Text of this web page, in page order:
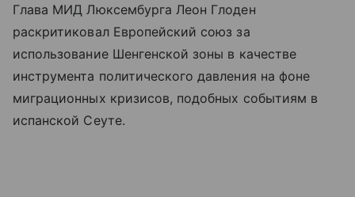
Глава МИД Люксембурга Леон Глоден
раскритиковал Европейский союз за
использование Шенгенской зоны в качестве
инструмента политического давления на фоне
миграционных кризисов, подобных событиям в
испанской Сеуте.